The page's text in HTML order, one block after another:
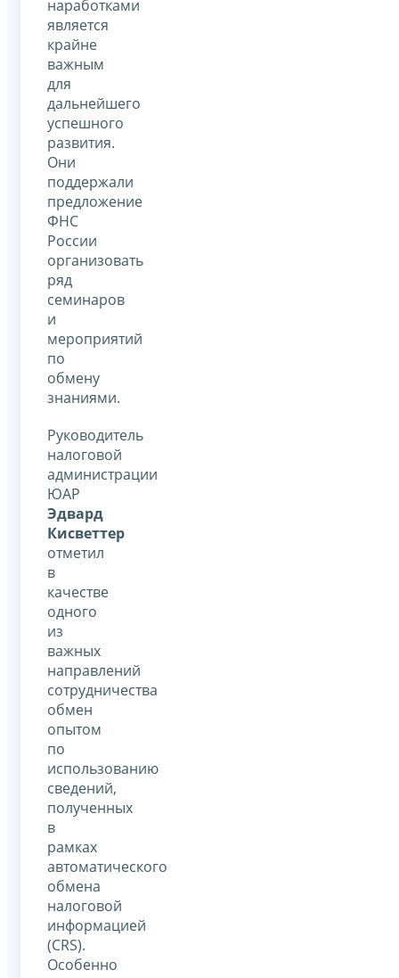
наработками
является
крайне
важным
для
дальнейшего
успешного
развития.
Они
поддержали
предложение
ФНС
России
организовать
ряд
семинаров
и
мероприятий
по
обмену
знаниями.
Руководитель
налоговой
администрации
ЮАР
Эдвард
Кисветтер
отметил
в
качестве
одного
из
важных
направлений
сотрудничества
обмен
опытом
по
использованию
сведений,
полученных
в
рамках
автоматического
обмена
налоговой
информацией
(CRS).
Особенно